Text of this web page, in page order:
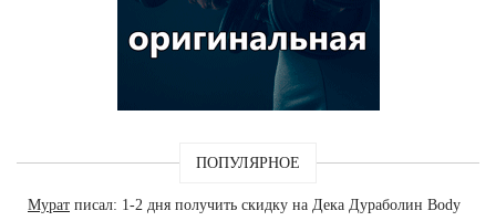
ПОПУЛЯРНОЕ
Мурат писал: 1-2 дня получить скидку на Дека Дураболин Body